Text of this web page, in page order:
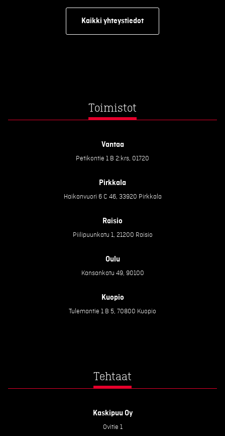
Kaikki yhteystiedot
Toimistot
Vantaa
Petikontie 1 B 2:krs, 01720
Pirkkala
Haikanvuori 6 C 46, 33920 Pirkkala
Raisio
Piilipuunkatu 1, 21200 Raisio
Oulu
Kansankatu 49, 90100
Kuopio
Tulemantie 1 B 5, 70800 Kuopio
Tehtaat
Kaskipuu Oy
Ovitie 1